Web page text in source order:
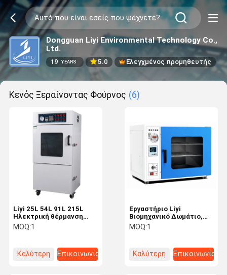
Dongguan Liyi Environmental Technology Co.,
Ltd.
19 YEARS 5.0 Ελεγχμένος προμηθευτής
Κενός Ξεραίνοντας Φούρνος (6)
Liyi 25L 54L 91L 215L
Ηλεκτρική θέρμανση
στεγνωτήρα κενού Κενό
θάλαμο με αντλία τιμή
MOQ:1
Καλύτερη
Επικοινωνία
Εργαστήριο Liyi
Βιομηχανικό Δωμάτιο,
Δωμάτιο Αποκαύσης
MOQ:1
Καλύτερη
Επικοινωνία